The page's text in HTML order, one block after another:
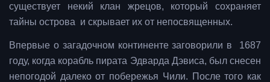
существует некий клан жрецов, который сохраняет
тайны острова и скрывает их от непосвященных.
Впервые о загадочном континенте заговорили в 1687
году, когда корабль пирата Эдварда Дэвиса, был снесен
непогодой далеко от побережья Чили. После того как